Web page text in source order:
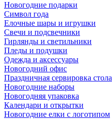
Новогодние подарки
Символ года
Елочные шары и игрушки
Свечи и подсвечники
Гирлянды и светильники
Пледы и подушки
Одежда и аксессуары
Новогодний офис
Праздничная сервировка стола
Новогодние наборы
Новогодняя упаковка
Календари и открытки
Новогодние елки с логотипом